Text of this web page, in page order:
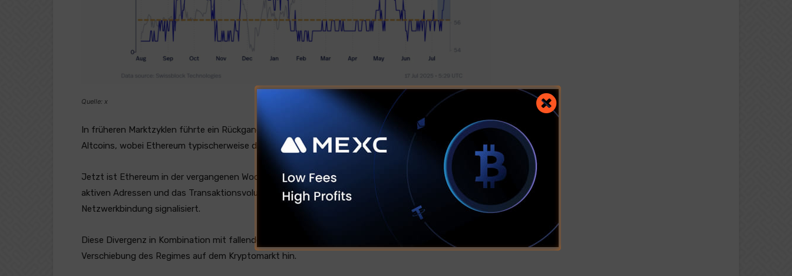
Quelle: x
In früheren Marktzyklen führte ein Rückgang der Bitcoin -Dominanz häufig zu einer Kapitalrotation in
Altcoins, wobei Ethereum typischerweise die Anklage anführte.
Jetzt ist Ethereum in der vergangenen Woche um 20% gestiegen und übertrifft Bitcoin. Die täglichen
aktiven Adressen und das Transaktionsvolumen haben Rekordhochs erreicht und eine starke
Netzwerkbindung signalisiert.
Diese Divergenz in Kombination mit fallender Bitcoin -Dominanz deutet auf eine potenzielle
Verschiebung des Regimes auf dem Kryptomarkt hin.